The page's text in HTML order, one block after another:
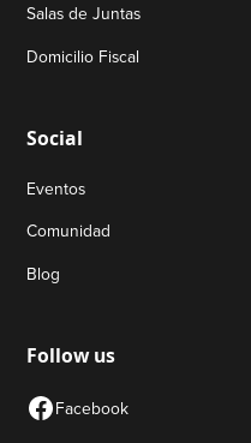
Salas de Juntas
Domicilio Fiscal
Social
Eventos
Comunidad
Blog
Follow us
Facebook